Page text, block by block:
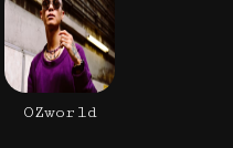
OZworld